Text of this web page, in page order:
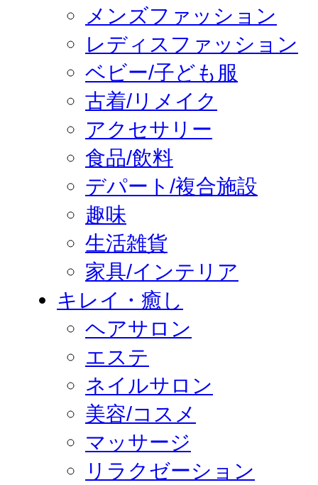
メンズファッション
レディスファッション
ベビー/子ども服
古着/リメイク
アクセサリー
食品/飲料
デパート/複合施設
趣味
生活雑貨
家具/インテリア
キレイ・癒し
ヘアサロン
エステ
ネイルサロン
美容/コスメ
マッサージ
リラクゼーション